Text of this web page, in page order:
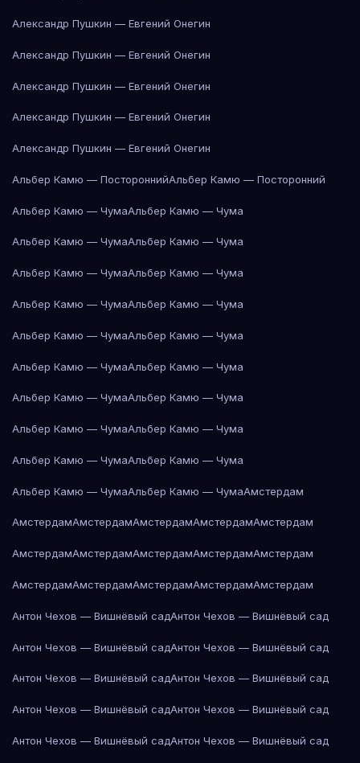
Александр Пушкин — Евгений Онегин
Александр Пушкин — Евгений Онегин
Александр Пушкин — Евгений Онегин
Александр Пушкин — Евгений Онегин
Александр Пушкин — Евгений Онегин
Альбер Камю — ПостороннийАльбер Камю — Посторонний
Альбер Камю — ЧумаАльбер Камю — Чума
Альбер Камю — ЧумаАльбер Камю — Чума
Альбер Камю — ЧумаАльбер Камю — Чума
Альбер Камю — ЧумаАльбер Камю — Чума
Альбер Камю — ЧумаАльбер Камю — Чума
Альбер Камю — ЧумаАльбер Камю — Чума
Альбер Камю — ЧумаАльбер Камю — Чума
Альбер Камю — ЧумаАльбер Камю — Чума
Альбер Камю — ЧумаАльбер Камю — Чума
Альбер Камю — ЧумаАльбер Камю — ЧумаАмстердам
АмстердамАмстердамАмстердамАмстердамАмстердам
АмстердамАмстердамАмстердамАмстердамАмстердам
АмстердамАмстердамАмстердамАмстердамАмстердам
Антон Чехов — Вишнёвый садАнтон Чехов — Вишнёвый сад
Антон Чехов — Вишнёвый садАнтон Чехов — Вишнёвый сад
Антон Чехов — Вишнёвый садАнтон Чехов — Вишнёвый сад
Антон Чехов — Вишнёвый садАнтон Чехов — Вишнёвый сад
Антон Чехов — Вишнёвый садАнтон Чехов — Вишнёвый сад